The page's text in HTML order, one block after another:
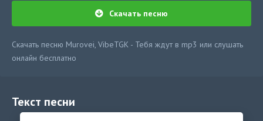
Скачать песню
Скачать песню Murovei, VibeTGK - Тебя ждут в mp3 или слушать
онлайн бесплатно
Текст песни